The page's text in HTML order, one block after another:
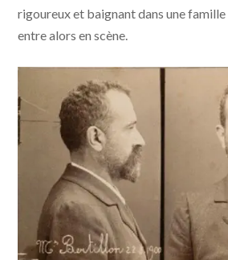
rigoureux et baignant dans une famille
entre alors en scène.